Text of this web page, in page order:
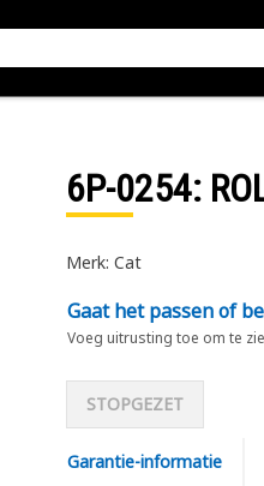
6P-0254:
Merk: Cat
Gaat het passen of
Voeg uitrusting toe om te
STOPGEZET
Garantie-informatie